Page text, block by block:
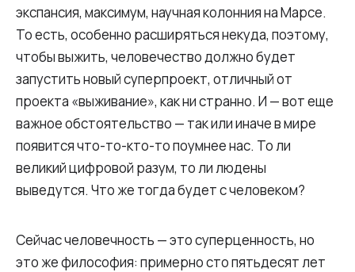
экспансия, максимум, научная колонния на Марсе.
То есть, особенно расширяться некуда, поэтому,
чтобы выжить, человечество должно будет
запустить новый суперпроект, отличный от
проекта «выживание», как ни странно. И — вот еще
важное обстоятельство — так или иначе в мире
появится что-то-кто-то поумнее нас. То ли
великий цифровой разум, то ли людены
выведутся. Что же тогда будет с человеком?
Сейчас человечность — это суперценность, но
это же философия: примерно сто пятьдесят лет